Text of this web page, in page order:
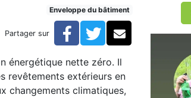
Enveloppe du bâtiment
Partager sur Facebook
TwitterCourriel
énergétique nette zéro. Il
revêtements extérieurs en
changements climatiques,